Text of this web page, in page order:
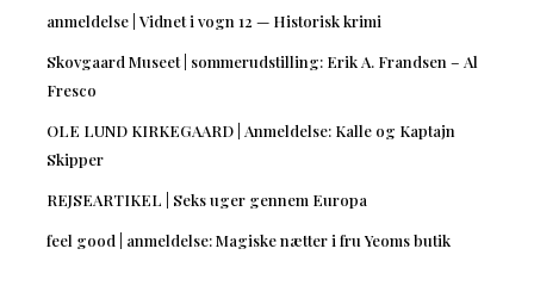
anmeldelse | Vidnet i vogn 12 — Historisk krimi
Skovgaard Museet | sommerudstilling: Erik A. Frandsen – Al
Fresco
OLE LUND KIRKEGAARD | Anmeldelse: Kalle og Kaptajn
Skipper
REJSEARTIKEL | Seks uger gennem Europa
feel good | anmeldelse: Magiske nætter i fru Yeoms butik